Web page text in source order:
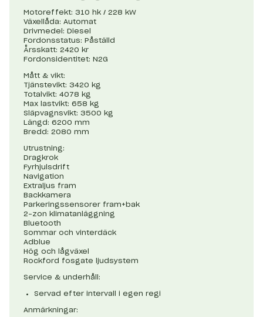
Motoreffekt: 310 hk / 228 kW
Växellåda: Automat
Drivmedel: Diesel
Fordonsstatus: Påställd
Årsskatt: 2420 kr
Fordonsidentitet: N2G
Mått & vikt:
Tjänstevikt: 3420 kg
Totalvikt: 4078 kg
Max lastvikt: 658 kg
Släpvagnsvikt: 3500 kg
Längd: 6200 mm
Bredd: 2080 mm
Utrustning:
Dragkrok
Fyrhjulsdrift
Navigation
Extraljus fram
Backkamera
Parkeringssensorer fram+bak
2-zon klimatanläggning
Bluetooth
Sommar och vinterdäck
Adblue
Hög och lågväxel
Rockford fosgate ljudsystem
Service & underhåll:
Servad efter intervall i egen regi
Anmärkningar: